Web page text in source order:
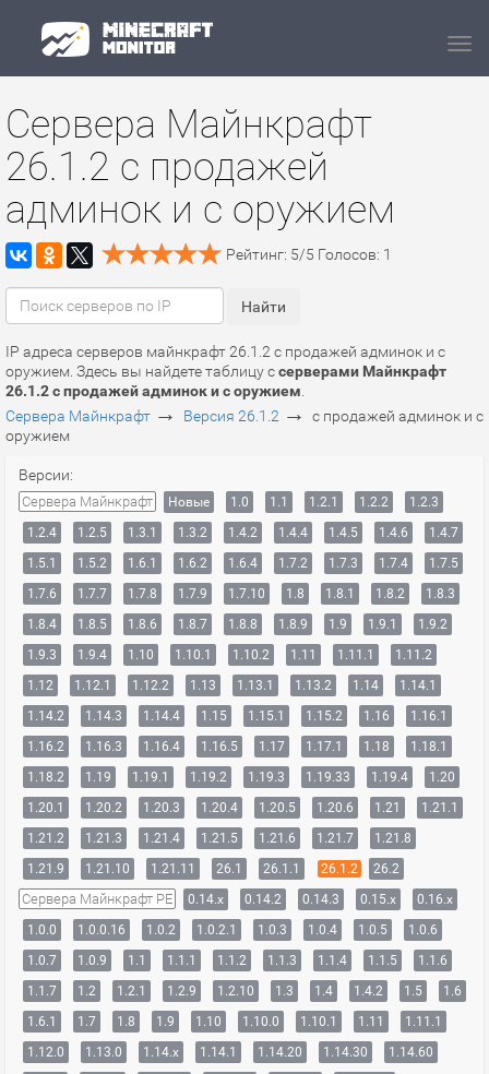
Сервера Майнкрафт
26.1.2 с продажей
админок и с оружием
Рейтинг: 5/5 Голосов: 1
IP адреса серверов майнкрафт 26.1.2 с продажей админок и с
оружием. Здесь вы найдете таблицу ссерверами Майнкрафт
26.1.2 с продажей админок и с оружием
Сервера Майнкрафт → Версия 26.1.2 →
с продажей админок и с
оружием
Версии:
Сервера Майнкрафт Новые 1.0 1.1 1.2.1 1.2.2
1.2.3
1.2.4
1.2.5 1.3.1 1.3.2 1.4.2 1.4.4 1.4.5 1.4.6
1.4.7
1.5.1
1.5.2 1.6.1 1.6.2 1.6.4 1.7.2 1.7.3 1.7.4
1.7.5
1.7.6
1.7.7 1.7.8 1.7.9 1.7.10 1.8 1.8.1 1.8.2
1.8.3
1.8.4
1.8.5 1.8.6 1.8.7 1.8.8 1.8.9 1.9 1.9.1
1.9.2
1.9.3
1.9.4 1.10 1.10.1 1.10.2 1.11 1.11.1
1.11.2
1.12
1.12.1 1.12.2 1.13 1.13.1 1.13.2 1.14
1.14.1
1.14.2
1.14.3 1.14.4 1.15 1.15.1 1.15.2 1.16
1.16.1
1.16.2
1.16.3 1.16.4 1.16.5 1.17 1.17.1 1.18
1.18.1
1.18.2
1.19 1.19.1 1.19.2 1.19.3 1.19.33 1.19.4
1.20
1.20.1
1.20.2 1.20.3 1.20.4 1.20.5 1.20.6 1.21
1.21.1
1.21.2
1.21.3 1.21.4 1.21.5 1.21.6 1.21.7
1.21.8
1.21.9
1.21.10 1.21.11 26.1 26.1.1 26.1.2 26.2
Сервера Майнкрафт PE 0.14.x 0.14.2 0.14.3 0.15.x
0.16.x
1.0.0
1.0.0.16 1.0.2 1.0.2.1 1.0.3 1.0.4 1.0.5
1.0.6
1.0.7
1.0.9 1.1 1.1.1 1.1.2 1.1.3 1.1.4 1.1.5
1.1.6
1.1.7
1.2 1.2.1 1.2.9 1.2.10 1.3 1.4 1.4.2 1.5
1.6
1.6.1
1.7 1.8 1.9 1.10 1.10.0 1.10.1 1.11
1.11.1
1.12.0
1.13.0 1.14.x 1.14.1 1.14.20 1.14.30
1.14.60